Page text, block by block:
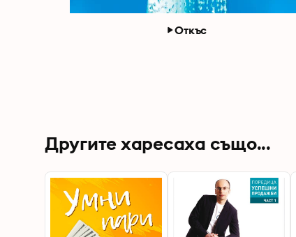
Откъс
Другите харесаха също...